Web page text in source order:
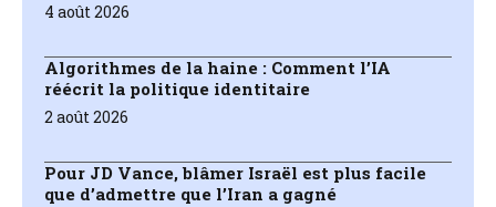
4 août 2026
Algorithmes de la haine : Comment l’IA
réécrit la politique identitaire
2 août 2026
Pour JD Vance, blâmer Israël est plus facile
que d’admettre que l’Iran a gagné